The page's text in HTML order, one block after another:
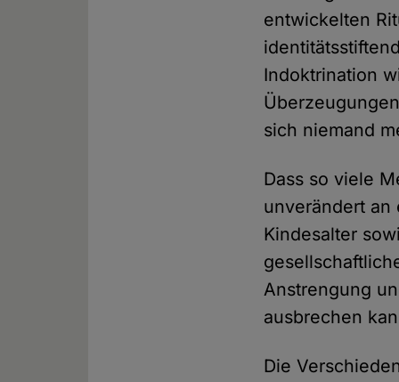
entwickelten
Indoktrination
sich niemand
Dass so viele
unverändert an
Kindesalter
Anstrengung
ausbrechen
Die